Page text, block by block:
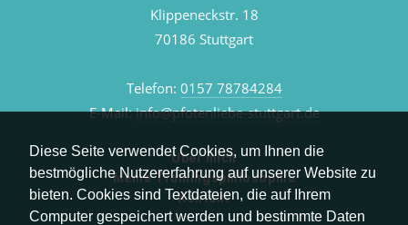
Diese Seite verwendet Cookies, um Ihnen die
bestmögliche Nutzererfahrung auf unserer Website zu
bieten. Cookies sind Textdateien, die auf Ihrem
Computer gespeichert werden und bestimmte Daten
Klippeneckstr. 18
70186 Stuttgart
Telefon: 0157 78784284
E-Mail:info@pfotenliebe-stuttgart.de
Über mich
Meine Trainingsphilosophie
Kontakt